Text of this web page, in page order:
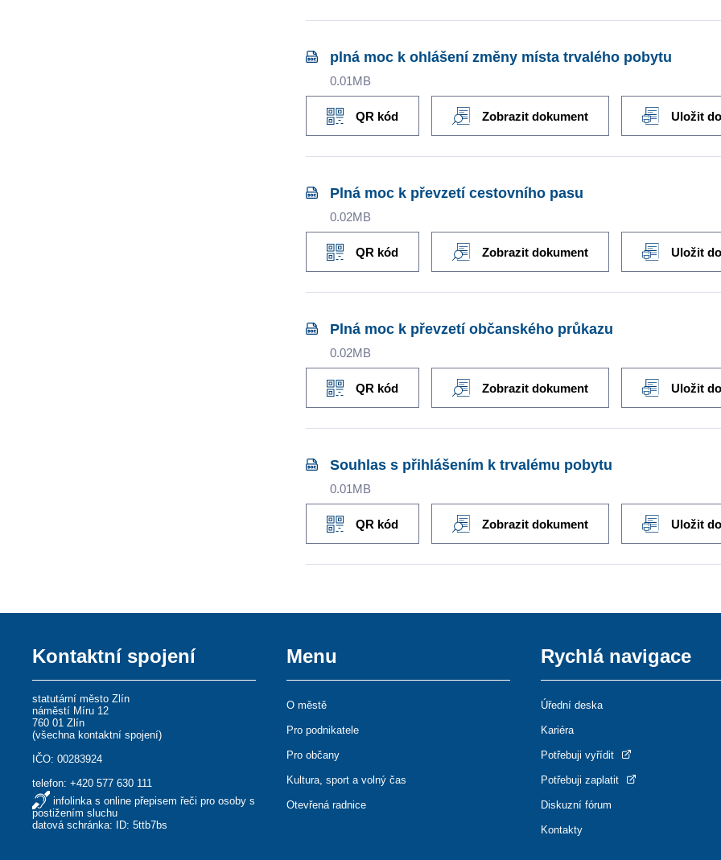
plná moc k ohlášení změny místa trvalého pobytu
0.01MB
QR kód Zobrazit dokument Uložit
Plná moc k převzetí cestovního pasu
0.02MB
QR kód Zobrazit dokument Uložit
Plná moc k převzetí občanského průkazu
0.02MB
QR kód Zobrazit dokument Uložit
Souhlas s přihlášením k trvalému pobytu
0.01MB
QR kód Zobrazit dokument Uložit
Kontaktní spojení
statutární město Zlín
náměstí Míru 12
760 01 Zlín
(všechna kontaktní spojení)
IČO: 00283924
telefon:+420 577 630 111
infolinka s online přepisem řeči pro osoby s
postižením sluchu
datová schránka: ID: 5ttb7bs
Menu
O městě
Pro podnikatele
Pro občany
Kultura, sport a volný čas
Otevřená radnice
Rychlá navigace
Úřední deska
Kariéra
Potřebuji vyřídit
Potřebuji zaplatit
Diskuzní fórum
Kontakty